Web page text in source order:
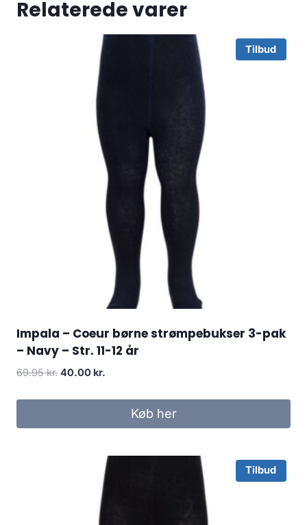
Relaterede varer
Tilbud
Impala – Coeur børne strømpebukser 3-pak
– Navy – Str. 11-12 år
69.95kr. Original
was:
40.00 kr.
is:
40.00 kr..Køb her
Tilbud